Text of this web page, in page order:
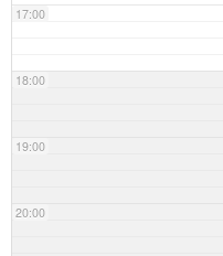
17:00
18:00
19:00
20:00